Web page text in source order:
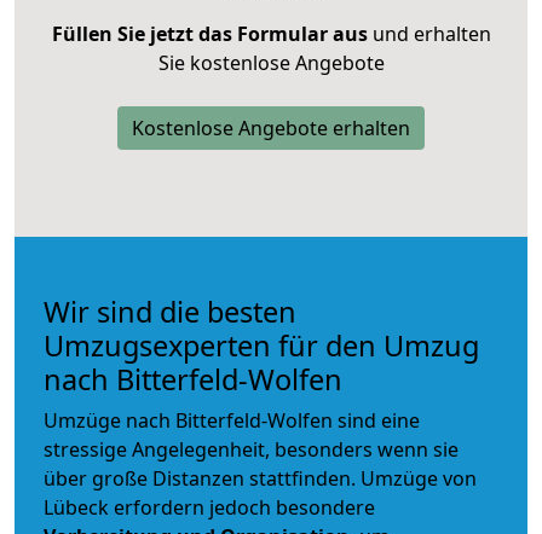
Füllen Sie jetzt das Formular ausund erhalten
Sie kostenlose Angebote
Kostenlose Angebote erhalten
Wir sind die besten
Umzugsexperten für den Umzug
nach Bitterfeld-Wolfen
Umzüge nach Bitterfeld-Wolfen sind eine
stressige Angelegenheit, besonders wenn sie
über große Distanzen stattfinden. Umzüge von
Lübeck erfordern jedoch besondere